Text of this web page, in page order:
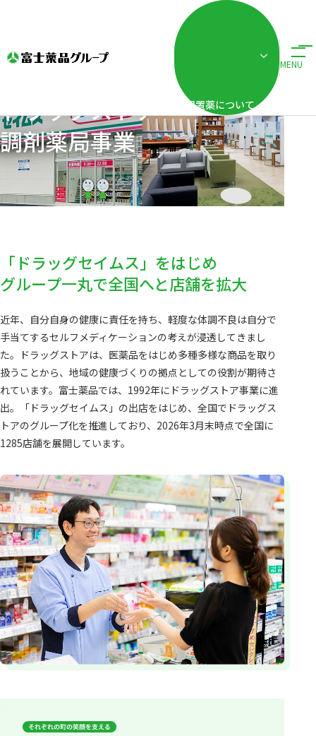
配置薬について
MENU
ホーム 事業・ブランド紹介 ドラッグストア・調剤薬局事業
ドラッグストア・
調剤薬局事業
「ドラッグセイムス」をはじめ
グループ一丸で全国へと店舗を拡大
近年、自分自身の健康に責任を持ち、軽度な体調不良は自分で
手当てするセルフメディケーションの考えが浸透してきまし
た。ドラッグストアは、医薬品をはじめ多種多様な商品を取り
扱うことから、地域の健康づくりの拠点としての役割が期待さ
れています。富士薬品では、1992年にドラッグストア事業に進
出。「ドラッグセイムス」の出店をはじめ、全国でドラッグス
トアのグループ化を推進しており、2026年3月末時点で全国に
1285店舗を展開しています。